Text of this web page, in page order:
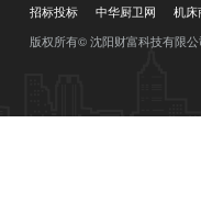
招标投标 中华厨卫网 机床
版权所有© 沈阳财富科技有限